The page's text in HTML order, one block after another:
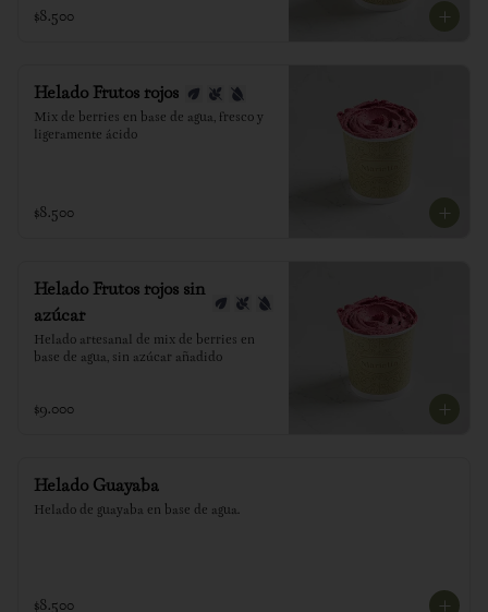
$8.500
Helado Frutos rojos
Mix de berries en base de agua, fresco y
ligeramente ácido
$8.500
Helado Frutos rojos sin
azúcar
Helado artesanal de mix de berries en
base de agua, sin azúcar añadido
$9.000
Helado Guayaba
Helado de guayaba en base de agua.
$8.500